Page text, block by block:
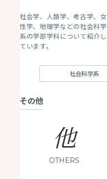
社会学、人類学、考古学、女
性学、地理学などの社会科学
系の学部学科について紹介し
ています。
社会科学系
その他
他
OTHERS